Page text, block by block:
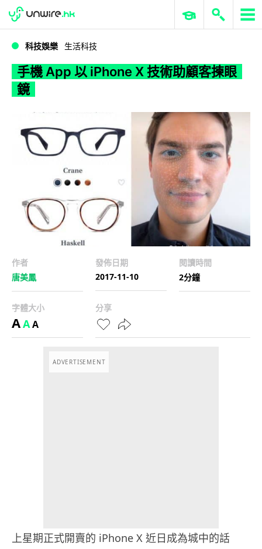
手機 App 以 iPhone X 技術助顧客揀眼鏡
WWDC 2026 ERP 與商業 AI
科技娛樂 生活科技
手機 App 以 iPhone X 技術助顧客揀眼
鏡
作者
唐美鳳
發佈日期
2017-11-10
閱讀時間
2分鐘
字體大小
AAA
分享
ADVERTISEMENT
上星期正式開賣的 iPhone X 近日成為城中的話